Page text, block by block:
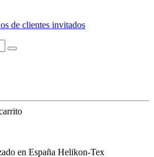
de clientes invitados